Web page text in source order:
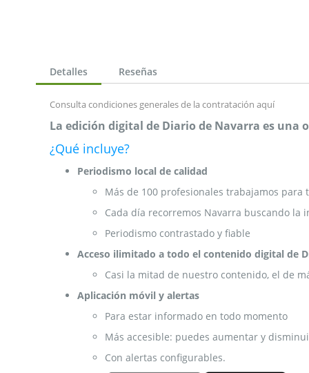
Detalles
Consulta condiciones generales de la contratación aquí
La edición digital de Diario de Navarra es
¿Qué incluye?
Periodismo local de calidad
Más de 100 profesionales trabajamos para
Cada día recorremos Navarra buscando la
Periodismo contrastado y fiable
Acceso ilimitado a todo el contenido digital de
Casi la mitad de nuestro contenido, el de
Aplicación móvil y alertas
Para estar informado en todo momento
Más accesible: puedes aumentar y
Con alertas configurables.
Reseñas